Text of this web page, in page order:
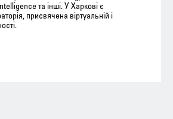
та інші. У Харкові є
присвячена віртуальній і